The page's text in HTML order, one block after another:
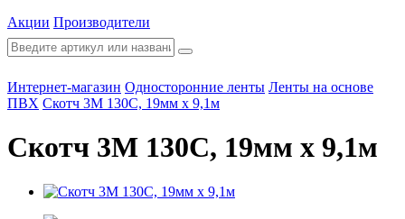
Акции Производители
Интернет-магазин Односторонние ленты Ленты на основе
ПВХ Скотч 3M 130C, 19мм х 9,1м
Скотч 3M 130C, 19мм х 9,1м